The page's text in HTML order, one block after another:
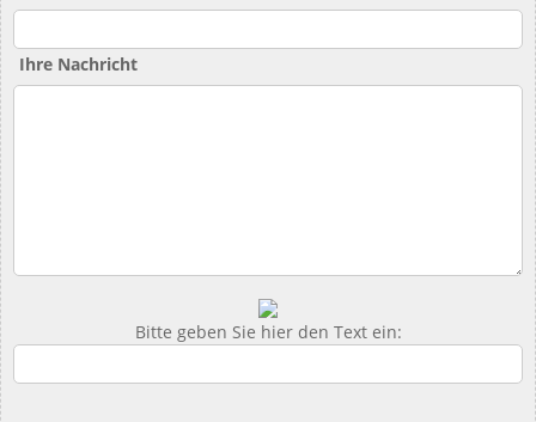
Ihre Nachricht
Bitte geben Sie hier den Text ein: